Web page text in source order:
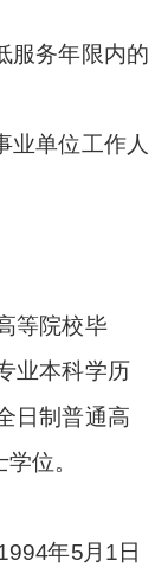
服务年限内的
业单位工作人
等院校毕
业本科学历
日制普通高
位。
年5月1日